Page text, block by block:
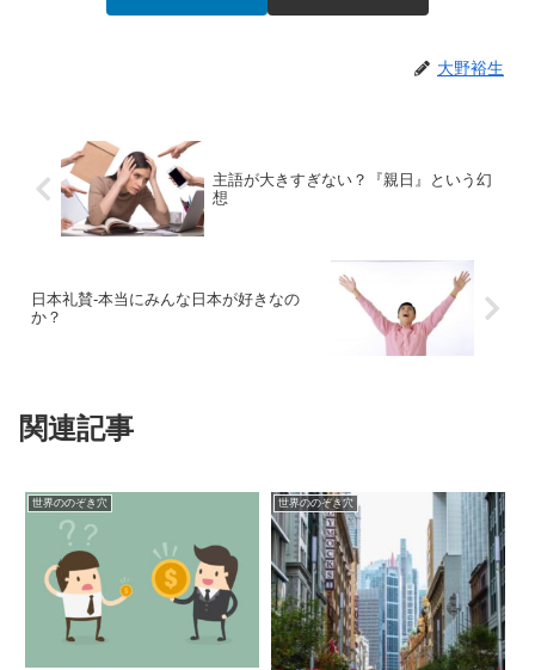
大野裕生
主語が大きすぎない？『親日』という幻
想
日本礼賛-本当にみんな日本が好きなの
か？
関連記事
世界ののぞき穴 世界ののぞき穴